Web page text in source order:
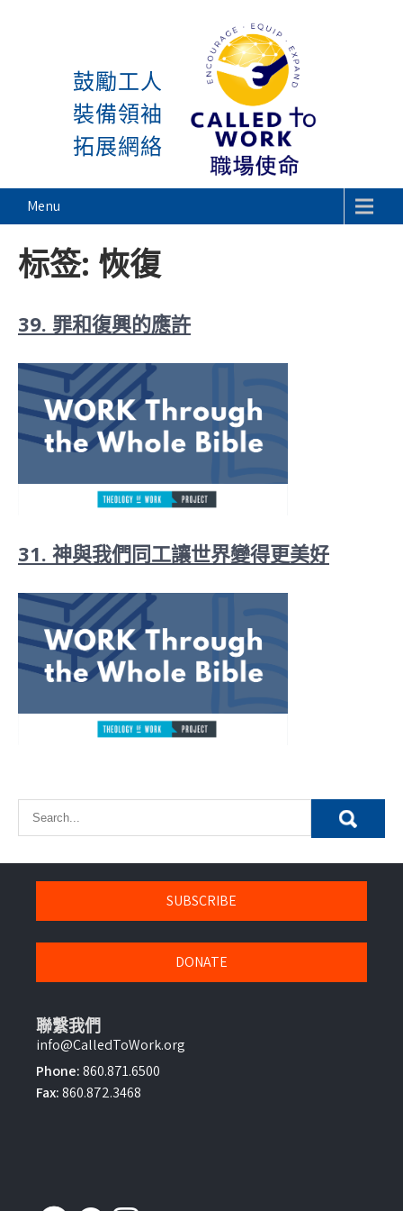
Called To Work
鼓勵工人
裝備領袖
拓展網絡
Menu
标签: 恢復
39. 罪和復興的應許
31. 神與我們同工讓世界變得更美好
SUBSCRIBE
DONATE
聯繫我們
info@CalledToWork.org
Phone:860.871.6500
Fax:860.872.3468